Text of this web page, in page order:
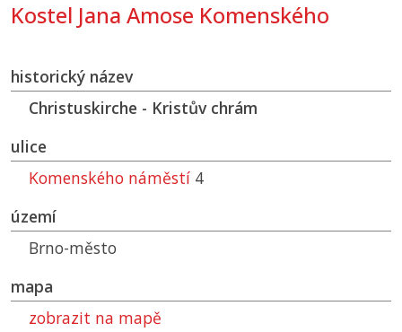
Kostel Jana Amose Komenského
historický název
Christuskirche - Kristův chrám
ulice
Komenského náměstí 4
území
Brno-město
mapa
zobrazit na mapě